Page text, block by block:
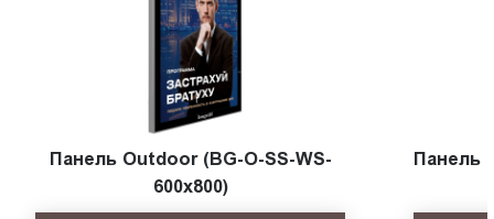
Панель Outdoor (BG-O-SS-WS-
600x800)
Панель